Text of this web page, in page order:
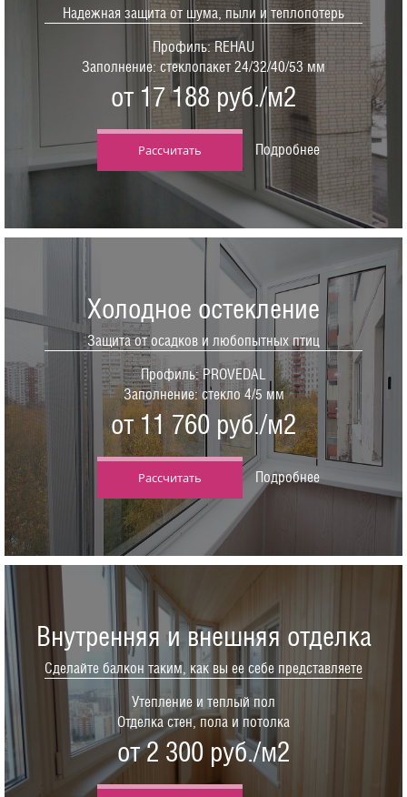
Надежная защита от шума, пыли и теплопотерь
Профиль: REHAU
Заполнение: стеклопакет 24/32/40/53 мм
от 17 188 руб./м2
Рассчитать Подробнее
Холодное остекление
Защита от осадков и любопытных птиц
Профиль: PROVEDAL
Заполнение: стекло 4/5 мм
от 11 760 руб./м2
Рассчитать Подробнее
Внутренняя и внешняя отделка
Сделайте балкон таким, как вы ее себе представляете
Утепление и теплый пол
Отделка стен, пола и потолка
от 2 300 руб./м2